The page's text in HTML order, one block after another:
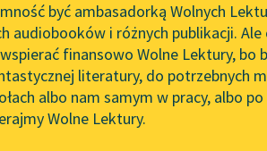
API
OAI-PMH
Widget Wolnych Lektur
być ambasadorką Wolnych
audiobooków i różnych publikacji.
finansowo Wolne Lektury, bo
literatury, do potrzebnych
albo nam samym w pracy, albo
Wolne Lektury.